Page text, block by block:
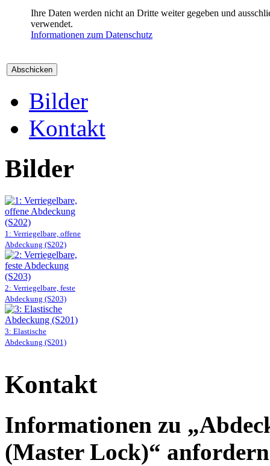
Ihre Daten werden nicht an Dritte weiter gegeben und
verwendet.
Informationen zum Datenschutz
Bilder
Kontakt
Bilder
1: Verriegelbare, offene
Abdeckung (S202)
2: Verriegelbare, feste
Abdeckung (S203)
3: Elastische
Abdeckung (S201)
Kontakt
Informationen zu
(Master Lock)
anfordern